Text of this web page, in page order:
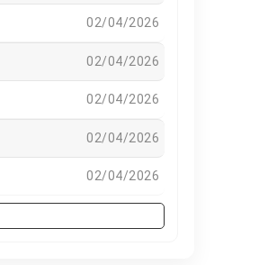
02/04/2026
02/04/2026
02/04/2026
02/04/2026
02/04/2026